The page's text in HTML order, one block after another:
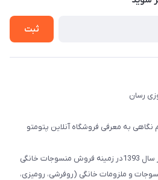
ثبت
رسان
نگاهی به معرفی فروشگاه آنلاین پتومتو
فروشگاه پتومتو فعالیت خود را از سال 1393در زمینه فروش منسوجات خانگی
و ملزومات خانگی (روفرشی، رومیزی،